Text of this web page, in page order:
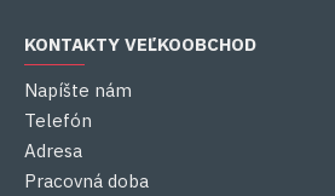
KONTAKTY VEĽKOOBCHOD
Napíšte nám
Telefón
Adresa
Pracovná doba